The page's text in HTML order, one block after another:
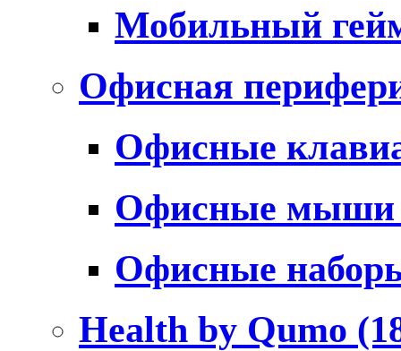
Мобильный
Офисная
Офисные
Офисные
Офисные
Health by Qumo